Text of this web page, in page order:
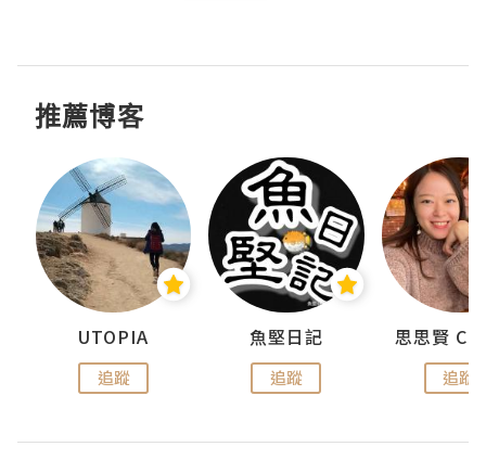
推薦博客
UTOPIA
追蹤
魚堅日記
追蹤 追蹤